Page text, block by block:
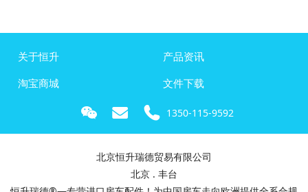
关于恒升
产品资讯
淘宝商城
文件下载
1350-115-9592
北京恒升瑞德贸易有限公司
北京 . 丰台